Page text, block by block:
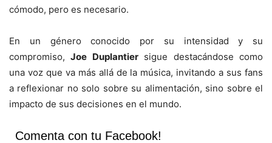
cómodo, pero es necesario.
En un género conocido por su intensidad y su
compromiso,Joe Duplantiersigue destacándose como
una voz que va más allá de la música, invitando a sus fans
a reflexionar no solo sobre su alimentación, sino sobre el
impacto de sus decisiones en el mundo.
Comenta con tu Facebook!